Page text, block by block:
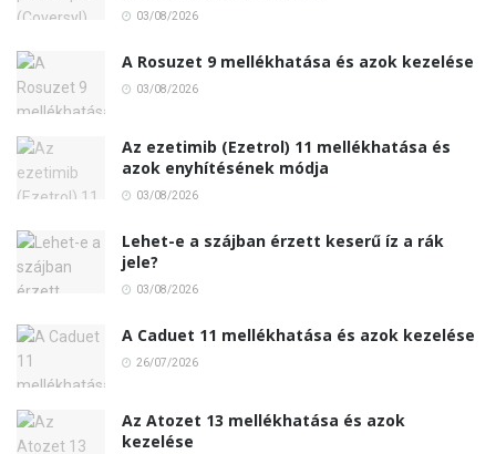
03/08/2026
A Rosuzet 9 mellékhatása és azok kezelése
03/08/2026
Az ezetimib (Ezetrol) 11 mellékhatása és
azok enyhítésének módja
03/08/2026
Lehet-e a szájban érzett keserű íz a rák
jele?
03/08/2026
A Caduet 11 mellékhatása és azok kezelése
26/07/2026
Az Atozet 13 mellékhatása és azok
kezelése